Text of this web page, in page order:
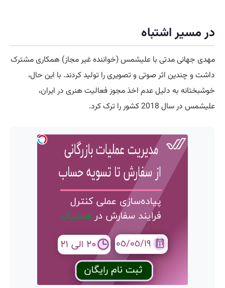
در مسیر اشتباه
مهدی جهانی مدتی با علیشمس (خواننده غیر مجاز) همکاری مشترک
داشت و چندین اثر صوتی و تصویری را تولید کردند. با این حال،
خوشبختانه به دلیل عدم اخذ مجوز فعالیت هنری در ایران،
علیشمس در سال 2018 کشور را ترک کرد.